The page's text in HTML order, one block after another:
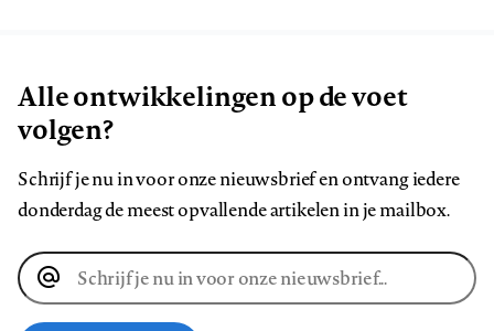
Alle ontwikkelingen op de voet
volgen?
Schrijf je nu in voor onze nieuwsbrief en ontvang iedere
donderdag de meest opvallende artikelen in je mailbox.
E-
mailadres